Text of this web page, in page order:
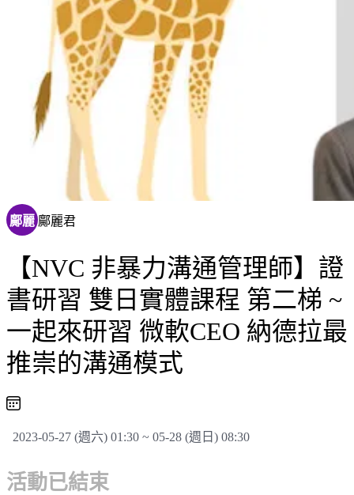
鄺麗 鄺麗君
【NVC 非暴力溝通管理師】證
書研習 雙日實體課程 第二梯 ~
一起來研習 微軟CEO 納德拉最
推崇的溝通模式
2023-05-27 (週六) 01:30 ~ 05-28 (週日) 08:30
活動已結束